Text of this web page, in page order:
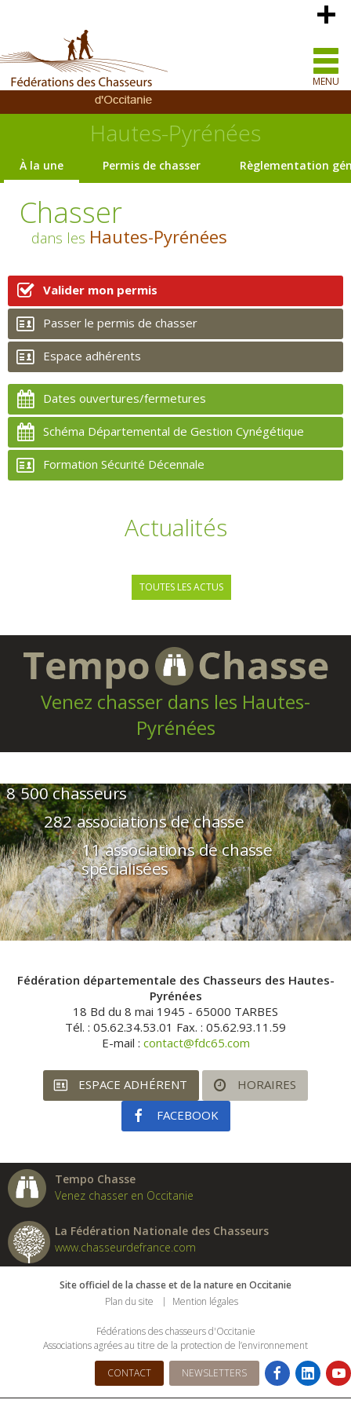
MENU
Hautes-Pyrénées
À la une Permis de chasser Règlementation
Chasser
dans les Hautes-Pyrénées
Valider mon permis
Passer le permis de chasser
Espace adhérents
Dates ouvertures/fermetures
Schéma Départemental de Gestion Cynégétique
Formation Sécurité Décennale
Actualités
TOUTES LES ACTUS
Venez chasser dans les Hautes-
Pyrénées
8 500 chasseurs
282 associations de chasse
11 associations de chasse
spécialisées
Fédération départementale des Chasseurs des Hautes-
Pyrénées
18 Bd du 8 mai 1945 - 65000 TARBES
Tél. : 05.62.34.53.01 Fax. : 05.62.93.11.59
E-mail : contact@fdc65.com
ESPACE ADHÉRENT
HORAIRES
FACEBOOK
Tempo Chasse
Venez chasser en Occitanie
La Fédération Nationale des Chasseurs
www.chasseurdefrance.com
Site officiel de la chasse et de la nature en Occitanie
Plan du site
Mention légales
Fédérations des chasseurs d'Occitanie
Associations agrées au titre de la protection de l’environnement
CONTACT NEWSLETTERS